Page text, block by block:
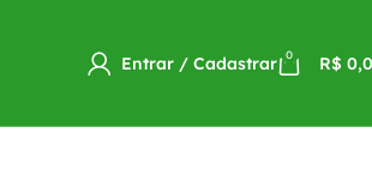
Entrar / Cadastrar 0 R$